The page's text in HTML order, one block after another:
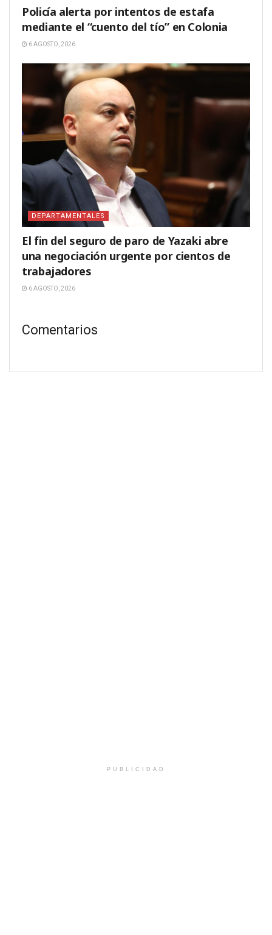
Policía alerta por intentos de estafa
mediante el “cuento del tío” en Colonia
6 AGOSTO, 2026
DEPARTAMENTALES
El fin del seguro de paro de Yazaki abre
una negociación urgente por cientos de
trabajadores
6 AGOSTO, 2026
Comentarios
PUBLICIDAD